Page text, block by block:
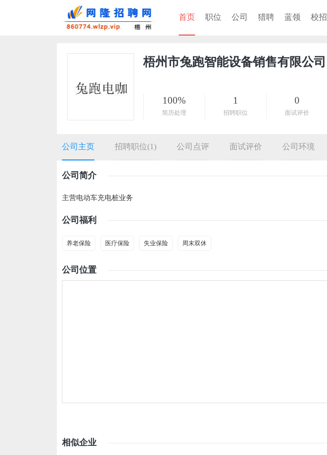
首页 职位 公司 猎聘 蓝领 校招
梧州市兔跑智能设备销售有限公司
100%
简历处理
1
招聘职位
0
面试评价
公司主页 招聘职位(1) 公司点评 面试评价 公司环境
公司简介
主营电动车充电桩业务
公司福利
养老保险 医疗保险 失业保险 周末双休
公司位置
相似企业